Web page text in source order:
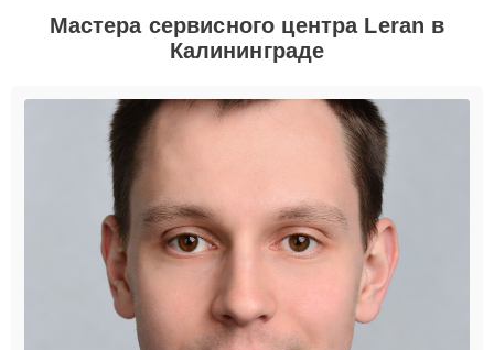
Мастера сервисного центра Leran в
Калининграде